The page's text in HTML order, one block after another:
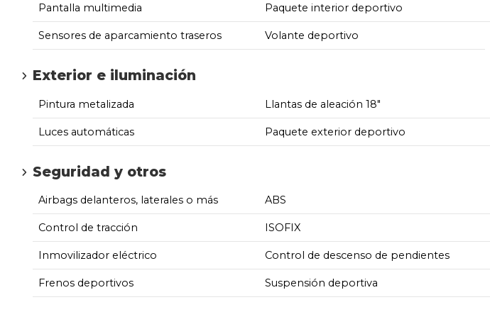
Pantalla multimedia Paquete interior deportivo
Sensores de aparcamiento traseros Volante deportivo
Exterior e iluminación
Pintura metalizada Llantas de aleación 18"
Luces automáticas Paquete exterior deportivo
Seguridad y otros
Airbags delanteros, laterales o más ABS
Control de tracción ISOFIX
Inmovilizador eléctrico Control de descenso de pendientes
Frenos deportivos Suspensión deportiva